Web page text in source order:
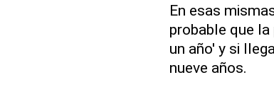
En esas
probable que
un año' y si
nueve años.